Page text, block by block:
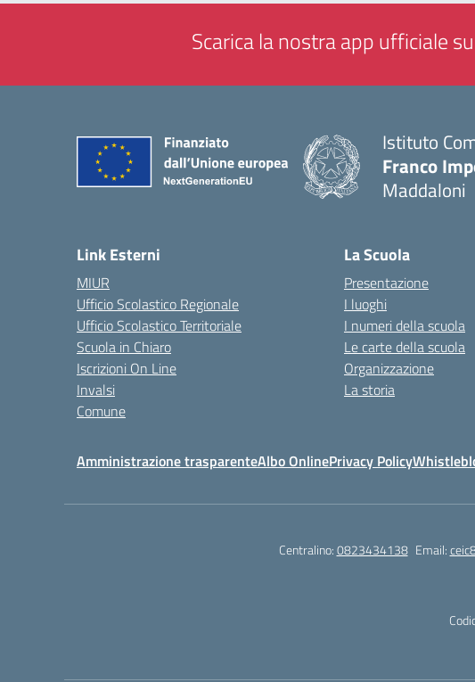
Scarica la nostra app ufficiale
Istituto
Franco
Maddaloni
Link Esterni
MIUR
Ufficio Scolastico Regionale
Ufficio Scolastico Territoriale
Scuola in Chiaro
Iscrizioni On Line
Invalsi
Comune
La Scuola
Presentazione
I luoghi
I numeri della scuola
Le carte della scuola
Organizzazione
La storia
Amministrazione trasparenteAlbo OnlinePrivacy Policy
Centralino:0823434138 Email: